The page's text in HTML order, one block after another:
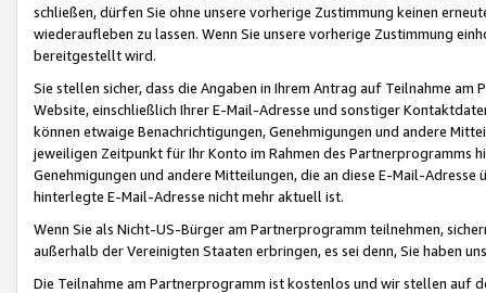
schließen, dürfen Sie ohne unsere vorherige Zustimmung keinen
wiederaufleben zu lassen. Wenn Sie unsere vorherige Zustimmung
bereitgestellt wird.
Sie stellen sicher, dass die Angaben in Ihrem Antrag auf Teilnahme
Website, einschließlich Ihrer E-Mail-Adresse und sonstiger
können etwaige Benachrichtigungen, Genehmigungen und andere
jeweiligen Zeitpunkt für Ihr Konto im Rahmen des Partnerprogramms
Genehmigungen und andere Mitteilungen, die an diese E-Mail-
hinterlegte E-Mail-Adresse nicht mehr aktuell ist.
Wenn Sie als Nicht-US-Bürger am Partnerprogramm teilnehmen,
außerhalb der Vereinigten Staaten erbringen, es sei denn, Sie haben
Die Teilnahme am Partnerprogramm ist kostenlos und wir stellen auf